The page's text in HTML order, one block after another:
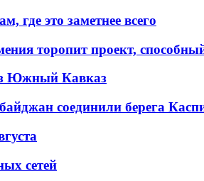
где это заметнее всего
торопит проект,
Южный Кавказ
соединили берега
сетей